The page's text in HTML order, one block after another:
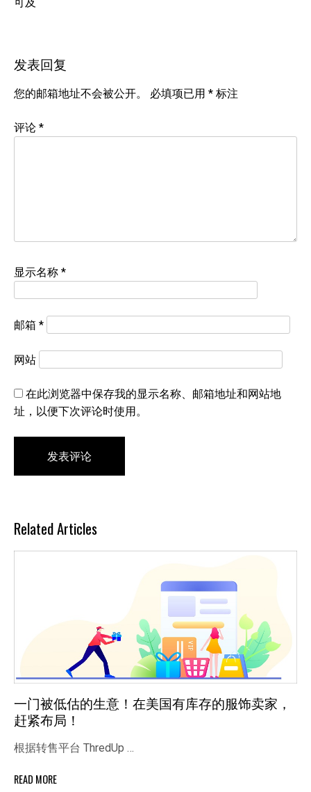
发表回复
您的邮箱地址不会被公开。 必填项已用 * 标注
评论 *
显示名称 *
邮箱 *
网站
在此浏览器中保存我的显示名称、邮箱地址和网站地
址，以便下次评论时使用。
Related Articles
一门被低估的生意！在美国有库存的服饰卖家，
赶紧布局！
根据转售平台 ThredUp …
READ MORE